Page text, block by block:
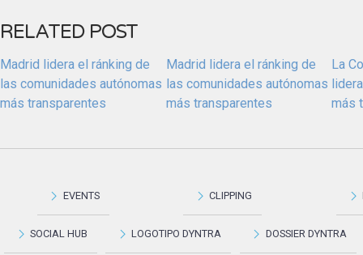
EVENTS CLIPPING
SOCIAL HUB LOGOTIPO DYNTRA DOSSIER DYNTRA
RELATED POST
Madrid lidera el ránking de
las comunidades autónomas
más transparentes
Madrid lidera el ránking de
las comunidades autónomas
más transparentes
La
más